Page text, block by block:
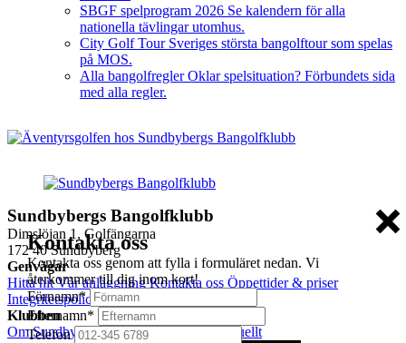
SBGF spelprogram 2026 Se kalendern för alla
nationella tävlingar utomhus.
City Golf Tour Sveriges största bangolftour som spelas
på MOS.
Alla bangolfregler Oklar spelsituation? Förbundets sida
med alla regler.
Sundbybergs Bangolfklubb
Dimslöjan 1, Golfängarna
172 40 Sundbyberg
Genvägar
Hitta hitVår anläggningKontakta oss Öppettider & priser
Integritetspolicy
Klubben
Om Sundbybergs BGKBli medlemAktuellt
Kontakta oss
Kontakta oss genom att fylla i formuläret nedan. Vi
återkommer till dig inom kort!
Förnamn*
Efternamn*
Telefon